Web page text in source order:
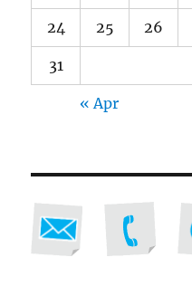
24 25 26
31
« Apr